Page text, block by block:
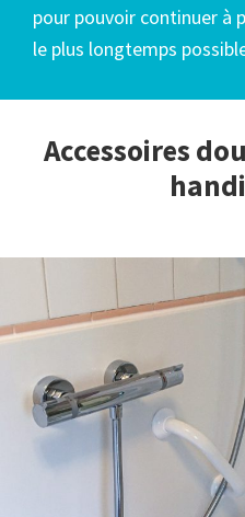
pour pouvoir continuer
le plus longtemps
Accessoires